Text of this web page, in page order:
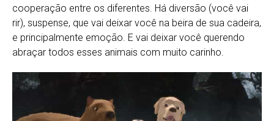
cooperação entre os diferentes. Há diversão (você vai
rir), suspense, que vai deixar você na beira de sua cadeira,
e principalmente emoção. E vai deixar você querendo
abraçar todos esses animais com muito carinho.